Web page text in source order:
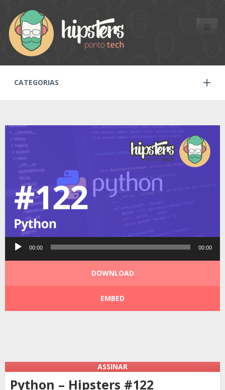
Toggle
CATEGORIAS
Tocador00:00 00:00
DOWNLOAD
EMBED
ASSINAR
Python – Hipsters #122